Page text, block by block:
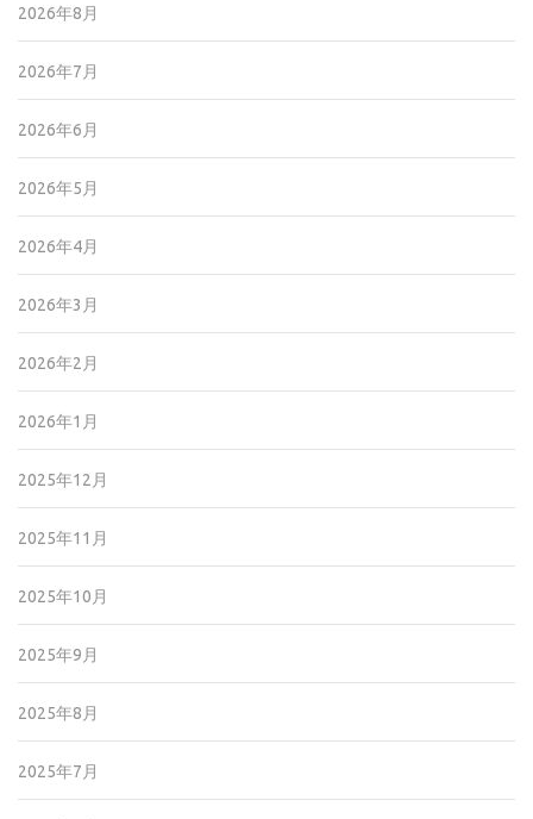
2026年8月
2026年7月
2026年6月
2026年5月
2026年4月
2026年3月
2026年2月
2026年1月
2025年12月
2025年11月
2025年10月
2025年9月
2025年8月
2025年7月